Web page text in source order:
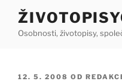
Přejít
obsahuOsobnosti, životopisy,
PUBLIKOVÁNO
12. 5. 2008 OD